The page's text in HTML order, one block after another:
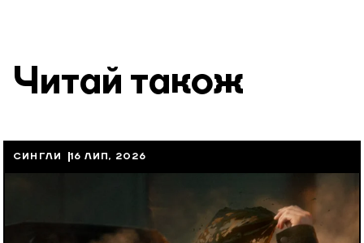
Читай також
СИНГЛИ 16 ЛИП, 2026